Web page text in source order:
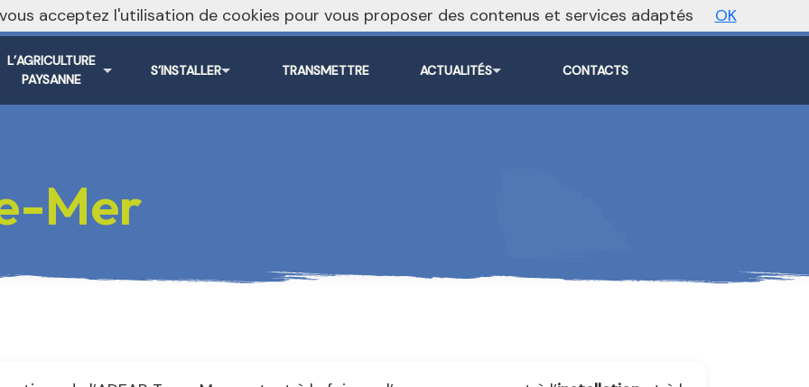
Vers le site national
L’AGRICULTURE
PAYSANNE
S’INSTALLER TRANSMETTRE ACTUALITÉS CONTACTS
Mer
acceptez l'utilisation de cookies pour vous proposer des contenus et services adaptés OK